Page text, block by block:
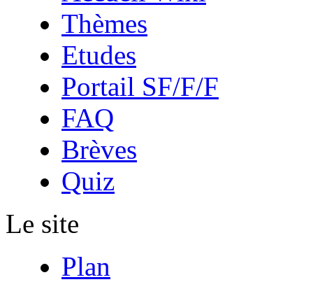
Thèmes
Etudes
Portail SF/F/F
FAQ
Brèves
Quiz
Le site
Plan